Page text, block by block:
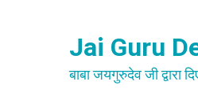
Jai Guru
बाबा जयगुरुदेव जी द्वारा